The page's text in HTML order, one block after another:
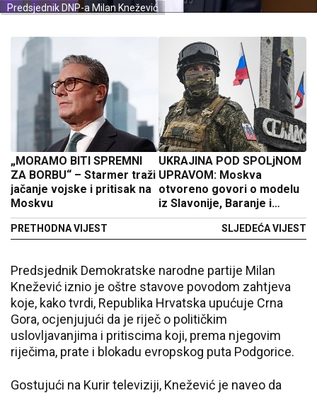
Predsjednik DNP-a Milan Knežević
„MORAMO BITI SPREMNI
ZA BORBU“ – Starmer traži
jačanje vojske i pritisak na
Moskvu
PRETHODNA VIJEST
UKRAJINA POD SPOLjNOM
UPRAVOM: Moskva
otvoreno govori o modelu
iz Slavonije, Baranje i
Zapadnog Srema
SLJEDEĆA VIJEST
Predsjednik Demokratske narodne partije Milan
Knežević iznio je oštre stavove povodom zahtjeva
koje, kako tvrdi, Republika Hrvatska upućuje Crna
Gora, ocjenjujući da je riječ o političkim
uslovljavanjima i pritiscima koji, prema njegovim
riječima, prate i blokadu evropskog puta Podgorice.
Gostujući na Kurir televiziji, Knežević je naveo da